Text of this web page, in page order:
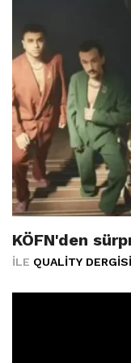
KÖFN'den
İLE QUALITY DERGISI